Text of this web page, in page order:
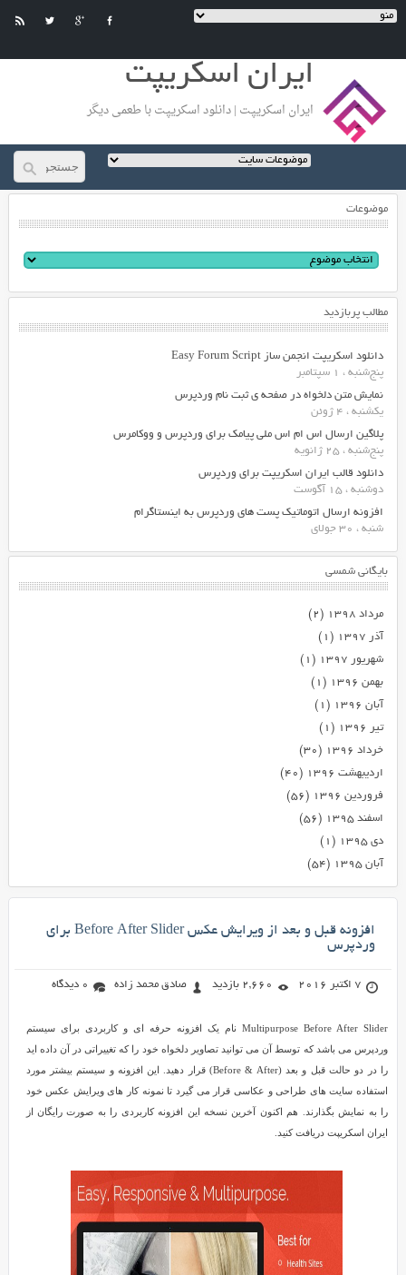
ایران اسکریپت
ایران اسکریپت | دانلود اسکریپت با طعمی دیگر
موضوعات
مطالب پربازدید
دانلود اسکریپت انجمن ساز Easy Forum Script
پنج‌شنبه ، 1 سپتامبر
نمایش متن دلخواه در صفحه ی ثبت نام وردپرس
یکشنبه ، 4 ژوئن
پلاگین ارسال اس ام اس ملی پیامک برای وردپرس و ووکامرس
پنج‌شنبه ، 25 ژانویه
دانلود قالب ایران اسکریپت برای وردپرس
دوشنبه ، 15 آگوست
افزونه ارسال اتوماتیک پست های وردپرس به اینستاگرام
شنبه ، 30 جولای
بایگانی شمسی
مرداد ۱۳۹۸
(۲)
آذر ۱۳۹۷
(۱)
شهریور ۱۳۹۷
(۱)
بهمن ۱۳۹۶
(۱)
آبان ۱۳۹۶
(۱)
تیر ۱۳۹۶
(۱)
خرداد ۱۳۹۶
(۳۰)
اردیبهشت ۱۳۹۶
(۴۰)
فروردین ۱۳۹۶
(۵۶)
اسفند ۱۳۹۵
(۵۶)
دی ۱۳۹۵
(۱)
آبان ۱۳۹۵
(۵۴)
افزونه قبل و بعد از ویرایش عکس Before After Slider برای
وردپرس
7 اکتبر 2016 2,660 بازدید صادق محمد زاده 0 دیدگاه
Multipurpose Before After Slider نام یک افزونه حرفه ای و کاربردی برای سیستم
وردپرس می باشد که توسط آن می توانید تصاویر دلخواه خود را که تغییراتی در آن داده اید
را در دو حالت قبل و بعد (Before & After) قرار دهید. این افزونه و سیستم بیشتر مورد
استفاده سایت های طراحی و عکاسی قرار می گیرد تا نمونه کار های ویرایش عکس خود
را به نمایش بگذارند. هم اکنون آخرین نسخه این افزونه کاربردی را به صورت رایگان از
ایران اسکریپت دریافت کنید.